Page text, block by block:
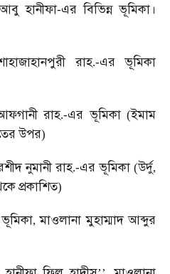
হানীফা-এর বিভিন্ন ভূমিকা।
রাহ.-এর ভূমিকা
রাহ.-এর ভূমিকা(ইমাম
উপর)
নুমানী রাহ.-এর ভূমিকা (উর্দু,
প্রকাশিত)
ভূমিকা,মাওলানা মুহাম্মাদ আব্দুর